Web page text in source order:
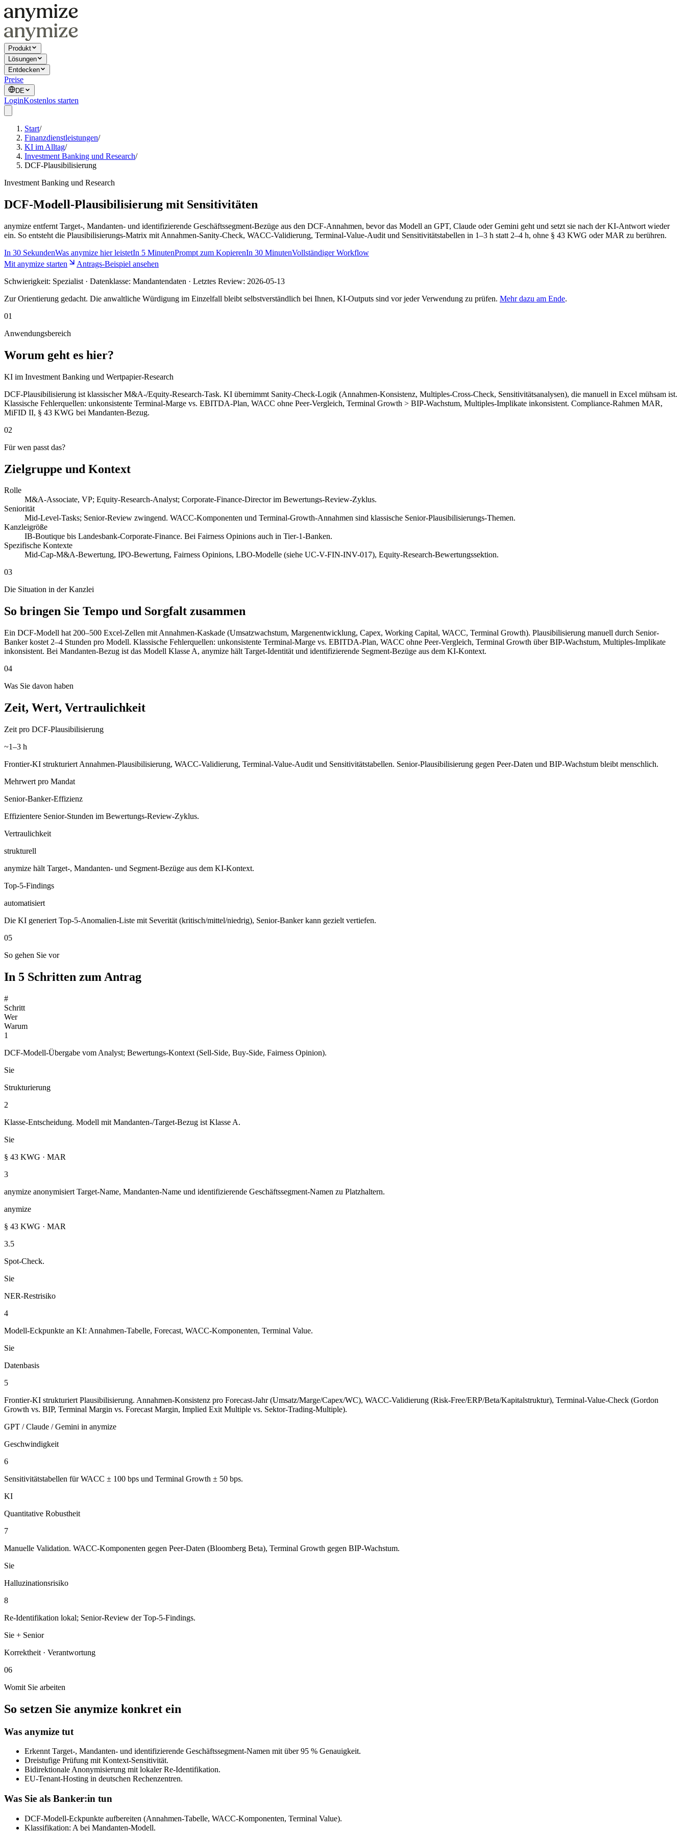
Produkt
Lösungen
Entdecken
Preise
DE
LoginKostenlos starten
Start/
Finanzdienstleistungen/
KI im Alltag/
Investment Banking und Research/
DCF-Plausibilisierung
Investment Banking und Research
DCF-Modell-Plausibilisierung mit Sensitivitäten
anymize entfernt Target-, Mandanten- und identifizierende Geschäftssegment-Bezüge aus den DCF-Annahmen, bevor das Modell an GPT, Claude oder Gemini geht und setzt sie nach der KI-Antwort wieder
ein. So entsteht die Plausibilisierungs-Matrix mit Annahmen-Sanity-Check, WACC-Validierung, Terminal-Value-Audit und Sensitivitätstabellen in 1–3 h statt 2–4 h, ohne § 43 KWG oder MAR zu berühren.
In 30 SekundenWas anymize hier leistetIn 5 MinutenPrompt zum KopierenIn 30 MinutenVollständiger Workflow
Mit anymize starten
Antrags-Beispiel ansehen
Schwierigkeit: Spezialist · Datenklasse: Mandantendaten · Letztes Review: 2026-05-13
Zur Orientierung gedacht. Die anwaltliche Würdigung im Einzelfall bleibt selbstverständlich bei Ihnen, KI-Outputs sind vor jeder Verwendung zu prüfen. Mehr dazu am Ende.
01
Anwendungsbereich
Worum geht es hier?
KI im Investment Banking und Wertpapier-Research
DCF-Plausibilisierung ist klassischer M&A-/Equity-Research-Task. KI übernimmt Sanity-Check-Logik (Annahmen-Konsistenz, Multiples-Cross-Check, Sensitivitätsanalysen), die manuell in Excel mühsam ist.
Klassische Fehlerquellen: unkonsistente Terminal-Marge vs. EBITDA-Plan, WACC ohne Peer-Vergleich, Terminal Growth > BIP-Wachstum, Multiples-Implikate inkonsistent. Compliance-Rahmen MAR,
MiFID II, § 43 KWG bei Mandanten-Bezug.
02
Für wen passt das?
Zielgruppe und Kontext
Rolle
M&A-Associate, VP; Equity-Research-Analyst; Corporate-Finance-Director im Bewertungs-Review-Zyklus.
Seniorität
Mid-Level-Tasks; Senior-Review zwingend. WACC-Komponenten und Terminal-Growth-Annahmen sind klassische Senior-Plausibilisierungs-Themen.
Kanzleigröße
IB-Boutique bis Landesbank-Corporate-Finance. Bei Fairness Opinions auch in Tier-1-Banken.
Spezifische Kontexte
Mid-Cap-M&A-Bewertung, IPO-Bewertung, Fairness Opinions, LBO-Modelle (siehe UC-V-FIN-INV-017), Equity-Research-Bewertungssektion.
03
Die Situation in der Kanzlei
So bringen Sie Tempo und Sorgfalt zusammen
Ein DCF-Modell hat 200–500 Excel-Zellen mit Annahmen-Kaskade (Umsatzwachstum, Margenentwicklung, Capex, Working Capital, WACC, Terminal Growth). Plausibilisierung manuell durch Senior-
Banker kostet 2–4 Stunden pro Modell. Klassische Fehlerquellen: unkonsistente Terminal-Marge vs. EBITDA-Plan, WACC ohne Peer-Vergleich, Terminal Growth über BIP-Wachstum, Multiples-Implikate
inkonsistent. Bei Mandanten-Bezug ist das Modell Klasse A, anymize hält Target-Identität und identifizierende Segment-Bezüge aus dem KI-Kontext.
04
Was Sie davon haben
Zeit, Wert, Vertraulichkeit
Zeit pro DCF-Plausibilisierung
~1–3 h
Frontier-KI strukturiert Annahmen-Plausibilisierung, WACC-Validierung, Terminal-Value-Audit und Sensitivitätstabellen. Senior-Plausibilisierung gegen Peer-Daten und BIP-Wachstum bleibt menschlich.
Mehrwert pro Mandat
Senior-Banker-Effizienz
Effizientere Senior-Stunden im Bewertungs-Review-Zyklus.
Vertraulichkeit
strukturell
anymize hält Target-, Mandanten- und Segment-Bezüge aus dem KI-Kontext.
Top-5-Findings
automatisiert
Die KI generiert Top-5-Anomalien-Liste mit Severität (kritisch/mittel/niedrig), Senior-Banker kann gezielt vertiefen.
05
So gehen Sie vor
In 5 Schritten zum Antrag
#
Schritt
Wer
Warum
1
DCF-Modell-Übergabe vom Analyst; Bewertungs-Kontext (Sell-Side, Buy-Side, Fairness Opinion).
Sie
Strukturierung
2
Klasse-Entscheidung. Modell mit Mandanten-/Target-Bezug ist Klasse A.
Sie
§ 43 KWG · MAR
3
anymize anonymisiert Target-Name, Mandanten-Name und identifizierende Geschäftssegment-Namen zu Platzhaltern.
anymize
§ 43 KWG · MAR
3.5
Spot-Check.
Sie
NER-Restrisiko
4
Modell-Eckpunkte an KI: Annahmen-Tabelle, Forecast, WACC-Komponenten, Terminal Value.
Sie
Datenbasis
5
Frontier-KI strukturiert Plausibilisierung. Annahmen-Konsistenz pro Forecast-Jahr (Umsatz/Marge/Capex/WC), WACC-Validierung (Risk-Free/ERP/Beta/Kapitalstruktur), Terminal-Value-Check (Gordon
Growth vs. BIP, Terminal Margin vs. Forecast Margin, Implied Exit Multiple vs. Sektor-Trading-Multiple).
GPT / Claude / Gemini in anymize
Geschwindigkeit
6
Sensitivitätstabellen für WACC ± 100 bps und Terminal Growth ± 50 bps.
KI
Quantitative Robustheit
7
Manuelle Validation. WACC-Komponenten gegen Peer-Daten (Bloomberg Beta), Terminal Growth gegen BIP-Wachstum.
Sie
Halluzinationsrisiko
8
Re-Identifikation lokal; Senior-Review der Top-5-Findings.
Sie + Senior
Korrektheit · Verantwortung
06
Womit Sie arbeiten
So setzen Sie anymize konkret ein
Was anymize tut
Erkennt Target-, Mandanten- und identifizierende Geschäftssegment-Namen mit über 95 % Genauigkeit.
Dreistufige Prüfung mit Kontext-Sensitivität.
Bidirektionale Anonymisierung mit lokaler Re-Identifikation.
EU-Tenant-Hosting in deutschen Rechenzentren.
Was Sie als Banker:in tun
DCF-Modell-Eckpunkte aufbereiten (Annahmen-Tabelle, WACC-Komponenten, Terminal Value).
Klassifikation: A bei Mandanten-Modell.